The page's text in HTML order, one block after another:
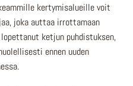
kertymisalueille voit
joka auttaa irrottamaan
ketjun puhdistuksen,
ennen uuden